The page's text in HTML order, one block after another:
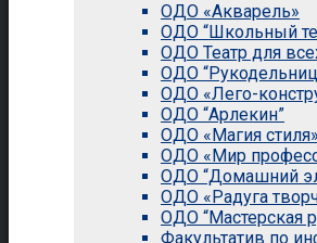
ОДО «Акварель»
ОДО “Школьный
ОДО Театр для
ОДО
ОДО «Лего-
ОДО “Арлекин”
ОДО «Магия стиля»
ОДО «Мир
ОДО “Домашний
ОДО «Радуга
ОДО “Мастерская
Факультатив по